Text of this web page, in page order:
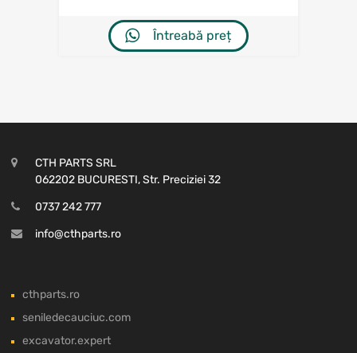
Întreabă preț
CTH PARTS SRL
062202 BUCURESTI, Str. Preciziei 32
0737 242 777
info@cthparts.ro
cthparts.ro
seniledecauciuc.com
excavator.expert